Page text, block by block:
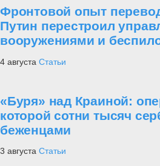
Фронтовой опыт
Путин перестроил
вооружениями и
4 августа Статьи
«Буря» над Краиной:
которой сотни тысяч
беженцами
3 августа Статьи